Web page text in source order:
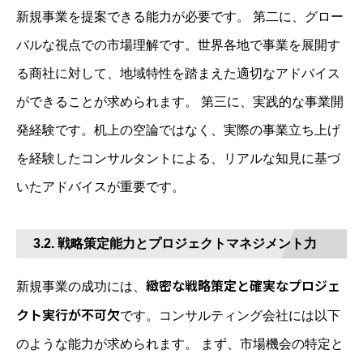
新規事業を提案できる能力が必要です。 第二に、グロー
バルな視点での市場理解です。世界各地で事業を展開す
る商社に対して、地域特性を踏まえた適切なアドバイス
ができることが求められます。 第三に、実践的な事業開
発経験です。机上の空論ではなく、実際の事業立ち上げ
を経験したコンサルタントによる、リアルな知見に基づ
いたアドバイスが重要です。
3.2. 戦略策定能力とプロジェクトマネジメント力
新規事業の成功には、 緻密な戦略策定と確実なプロジェ
クト実行が不可欠です。コンサルティング会社には以下
のような能力が求められます。 まず、市場機会の特定と